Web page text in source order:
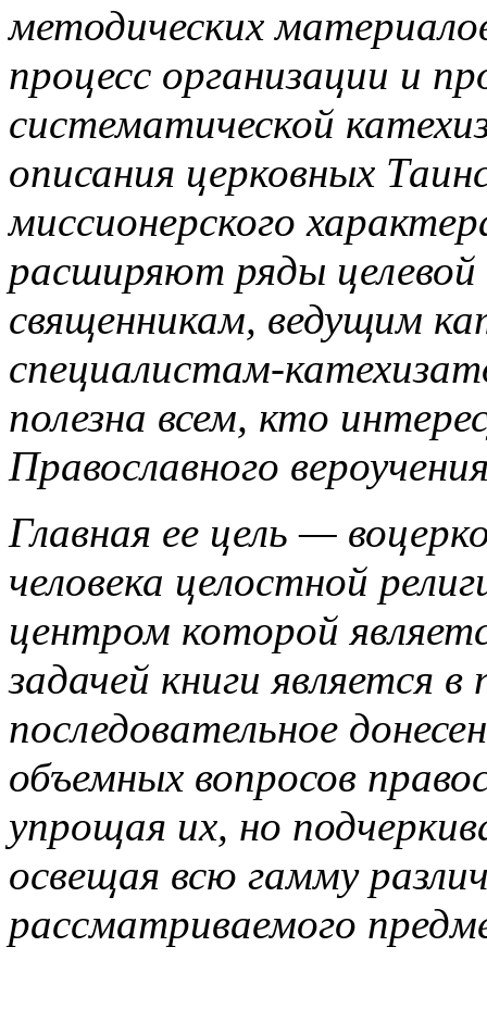
методических
процесс организации и
систематической
описания церковных
миссионерского
расширяют ряды целевой
священникам, ведущим
специалистам-
полезна всем, кто
Православного
Главная ее цель —
человека целостной
центром которой
задачей книги является
последовательное
объемных вопросов
упрощая их, но
освещая всю гамму
рассматриваемого